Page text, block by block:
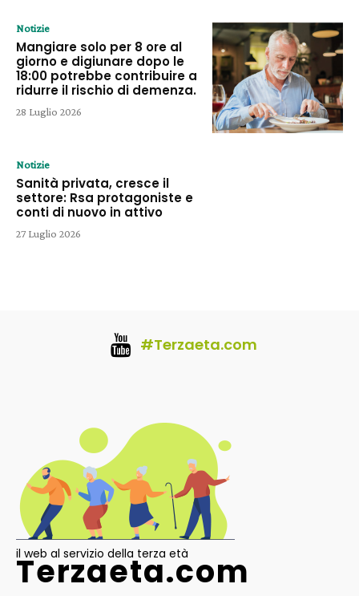
Notizie
Mangiare solo per 8 ore al
giorno e digiunare dopo le
18:00 potrebbe contribuire a
ridurre il rischio di demenza.
28 Luglio 2026
Notizie
Sanità privata, cresce il
settore: Rsa protagoniste e
conti di nuovo in attivo
27 Luglio 2026
#Terzaeta.com
il web al servizio della terza età
Terzaeta.com